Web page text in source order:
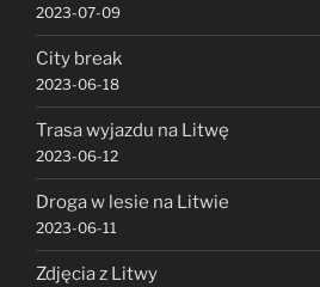
2023-07-09
City break
2023-06-18
Trasa wyjazdu na Litwę
2023-06-12
Droga w lesie na Litwie
2023-06-11
Zdjęcia z Litwy